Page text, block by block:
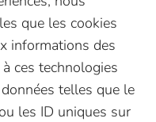
que les cookies
informations des
ces technologies
telles que le
les ID uniques sur
Contactez-nous
Suivez-nous